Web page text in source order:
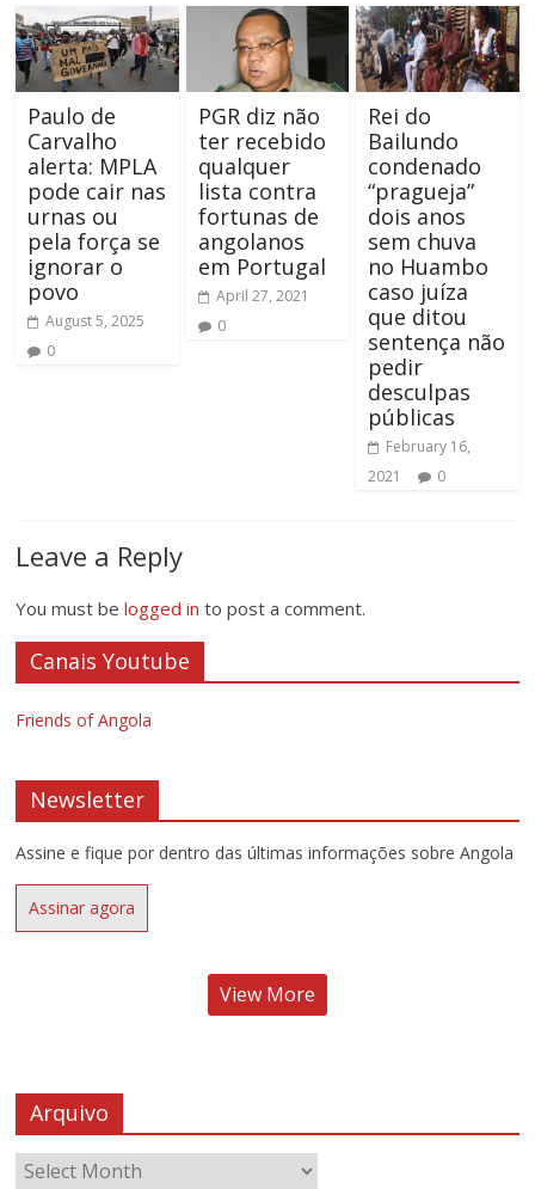
Paulo de
Carvalho
alerta: MPLA
pode cair nas
urnas ou
pela força se
ignorar o
povo
August 5, 2025
0
PGR diz não
ter recebido
qualquer
lista contra
fortunas de
angolanos
em Portugal
April 27, 2021
0
Rei do
Bailundo
condenado
“pragueja”
dois anos
sem chuva
no Huambo
caso juíza
que ditou
sentença não
pedir
desculpas
públicas
February 16,
2021
0
Leave a Reply
You must belogged in to post a comment.
Canais Youtube
Friends of Angola
Newsletter
Assine e fique por dentro das últimas informações sobre Angola
Assinar agora
View More
Arquivo